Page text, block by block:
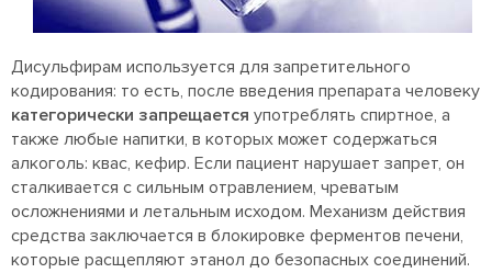
Дисульфирам используется для запретительного
кодирования: то есть, после введения препарата человеку
категорически запрещается употреблять спиртное, а
также любые напитки, в которых может содержаться
алкоголь: квас, кефир. Если пациент нарушает запрет, он
сталкивается с сильным отравлением, чреватым
осложнениями и летальным исходом. Механизм действия
средства заключается в блокировке ферментов печени,
которые расщепляют этанол до безопасных соединений.